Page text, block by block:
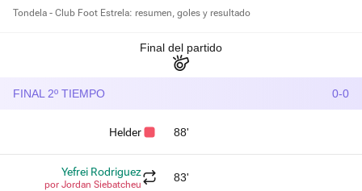
Tondela - Club Foot Estrela: resumen, goles y resultado
Final del partido
FINAL 2º TIEMPO 0-0
Helder 88'
Yefrei Rodriguez
por Jordan Siebatcheu
83'